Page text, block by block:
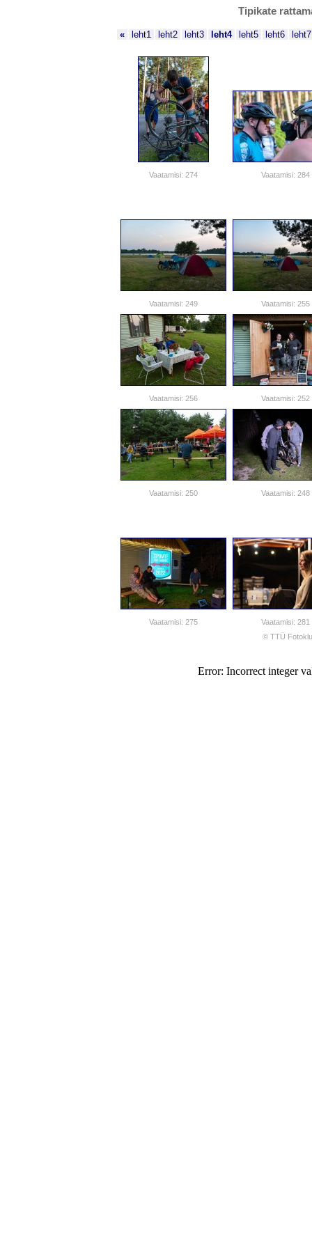
Tipikate
« leht1 leht2 leht3 leht4 leht5 leht6 leht7
Vaatamisi: 274 Vaatamisi: 284
Vaatamisi: 249 Vaatamisi: 255
Vaatamisi: 256 Vaatamisi: 252
Vaatamisi: 250 Vaatamisi: 248
Vaatamisi: 275
Vaatamisi: 281
© TTÜ
Error: Incorrect integer